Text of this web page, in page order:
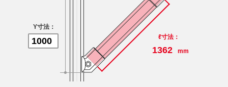
Y寸法：
ℓ寸法：
1362 mm